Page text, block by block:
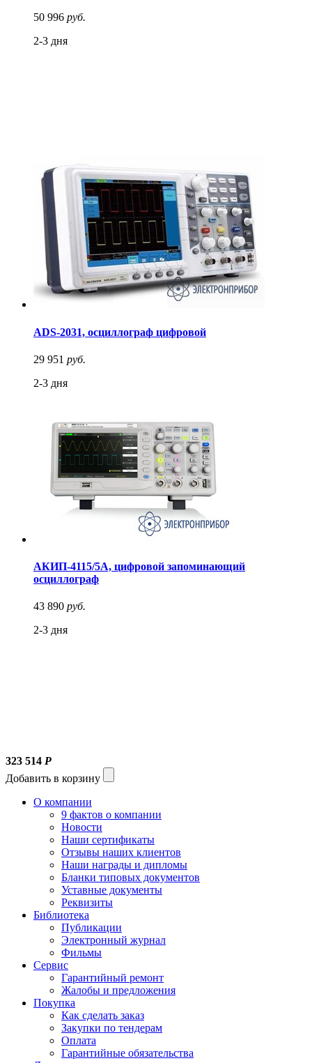
50 996 руб.
2-3 дня
ADS-2031, осциллограф цифровой
29 951 руб.
2-3 дня
АКИП-4115/5А, цифровой запоминающий
осциллограф
43 890 руб.
2-3 дня
323 514 Р
Добавить в корзину
О компании
9 фактов о компании
Новости
Наши сертификаты
Отзывы наших клиентов
Наши награды и дипломы
Бланки типовых документов
Уставные документы
Реквизиты
Библиотека
Публикации
Электронный журнал
Фильмы
Сервис
Гарантийный ремонт
Жалобы и предложения
Покупка
Как сделать заказ
Закупки по тендерам
Оплата
Гарантийные обязательства